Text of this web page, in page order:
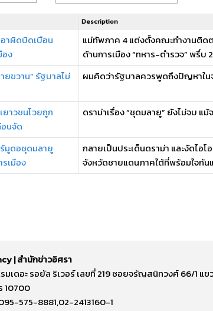
Description
าผิดบิดเบือน
อง
แม่ทัพภาค 4 แต่งตั้งคณะทำงานติด
ด้านการเมือง “ทหาร-ตำรวจ” พรึ่บ
ยขวาน” รัฐบาลไม่
ผมคิดว่ารัฐบาลควรพูดถึงปัญหาใน
ยาวชนโวยถูก
นจัด
ดราม่าเรื่อง “ชุดมลายู” ยังไม่จบ แ
มูดอชุดมลายู
เมือง
กลายเป็นประเด็นดราม่า และงัดไ
จังหวัดชายแดนภาคใต้ที่พร้อมใจกัน
| สำนักข่าวอิศรา
รมเดอะ รอยัล ริเวอร์ เลขที่ 219 ซอยจรัญสนิทวงศ์ 66/1 แ
10700
575-8881,02-2413160-1